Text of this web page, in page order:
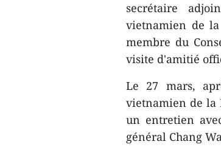
secrétaire
vietnamien de
membre du
visite d'amitié
Le 27 mars,
vietnamien de la
un entretien
général Chang